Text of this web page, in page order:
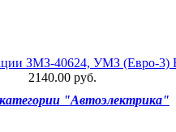
ЗМЗ-40624, УМЗ (Евро-3)
2140.00 руб.
"Автоэлектрика"